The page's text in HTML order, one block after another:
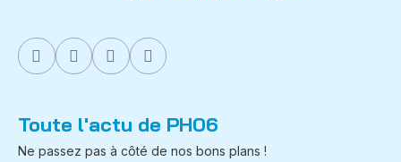
Toute l'actu de PH06
Ne passez pas à côté de nos bons plans !